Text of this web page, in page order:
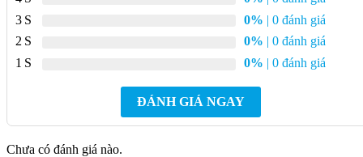
thước
(RxSxC)
Thép, phủ sơn tĩnh điện
3
0% | 0 đánh giá
2
0% | 0 đánh giá
1
0% | 0 đánh giá
ĐÁNH GIÁ NGAY
Chưa có đánh giá nào.